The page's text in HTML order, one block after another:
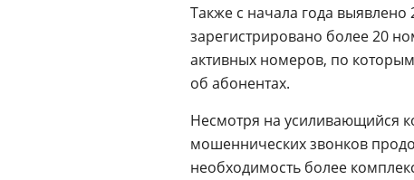
Также с начала года выявлено
зарегистрировано более 20
активных номеров, по которым
об абонентах.
Несмотря на усиливающийся
мошеннических звонков
необходимость более